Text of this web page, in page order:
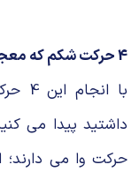
4 حرکت شکم که معجزه می کند:
با
حرکت وا می دارند؛